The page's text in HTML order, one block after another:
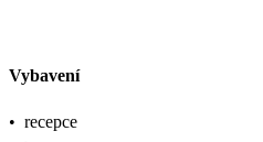
Vybavení
• recepce